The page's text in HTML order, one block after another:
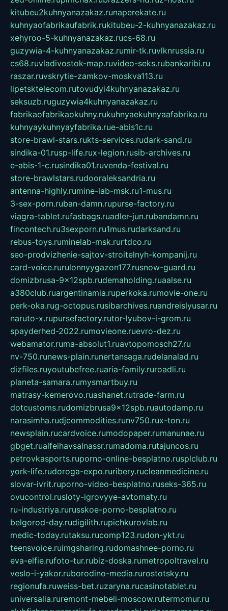
kitubeu2kuhnyanazakaz.runaperekate.ru
kuhnyaofabrikaufabrik.rukitubeu-2-kuhnyanazakaz.ru
xehyroo-5-kuhnyanazakaz.rucs-68.ru
guzywia-4-kuhnyanazakaz.rumir-tk.ruvlknrussia.ru
cs68.ruvladivostok-map.ruvideo-seks.rubankaribi.ru
raszar.ruvskrytie-zamkov-moskva113.ru
lipetsktelecom.rutovudyi4kuhnyanazakaz.ru
seksuzb.ruguzywia4kuhnyanazakaz.ru
fabrikaofabrikaokuhny.rukuhnyaekuhnyaafabrika.ru
kuhnyaykuhnyayfabrika.rue-abis1c.ru
store-brawl-stars.rukts-services.rudark-sand.ru
sindika-01.rusp-life.rux-legion.rusib-archives.ru
e-abis-1-c.rusindika01.ruvenda-festival.ru
store-brawlstars.rudooraleksandria.ru
antenna-highly.rumine-lab-msk.ru1-mus.ru
3-sex-porn.ruban-damn.rupurse-factory.ru
viagra-tablet.rufasbags.ruadler-jun.rubandamn.ru
fincontech.ru3sexporn.ru1mus.rudarksand.ru
rebus-toys.ruminelab-msk.rurtdco.ru
seo-prodvizhenie-sajtov-stroitelnyh-kompanij.ru
card-voice.rurulonnyygazon177.rusnow-guard.ru
domizbrusa-9x12spb.rudemaholding.ruaalse.ru
a380club.ruargentinamia.ruperkoka.rumovie-one.ru
perk-oka.rug-octopus.rusibarchives.ruandreislyusar.ru
naruto-x.rupursefactory.rutor-lyubov-i-grom.ru
spayderhed-2022.rumovieone.ruevro-dez.ru
webamator.ruma-absolut1.ruavtopomosch27.ru
nv-750.runews-plain.runertansaga.rudelanalad.ru
dizfiles.ruyoutubefree.ruaria-family.ruroadli.ru
planeta-samara.rumysmartbuy.ru
matrasy-kemerovo.ruashanet.rutrade-farm.ru
dotcustoms.rudomizbrusa9x12spb.ruautodamp.ru
narasimha.rudjcommodities.runv750.rux-ton.ru
newsplain.rucardvoice.rumodopaper.rumanunae.ru
gbget.rualfeihavsalnassr.rumadoma.rutajuncos.ru
petrovkasports.ruporno-online-besplatno.rusplclub.ru
york-life.rudoroga-expo.ruribery.rucleanmedicine.ru
slovar-ivrit.ruporno-video-besplatno.ruseks-365.ru
ovucontrol.rusloty-igrovyye-avtomaty.ru
ru-industriya.rurusskoe-porno-besplatno.ru
belgorod-day.rudigilith.rupichkurovlab.ru
medic-today.rutaksu.rucomp123.rudon-ykt.ru
teensvoice.ruimgsharing.rudomashnee-porno.ru
eva-elfie.rufoto-tur.rubiz-doska.rumetropoltravel.ru
veslo-i-yakor.ruborodino-media.rurostotsky.ru
regionufa.ruweiss-bet.ruzaryna.rucasinotablet.ru
universalia.ruremont-mebeli-moscow.rutermomur.ru